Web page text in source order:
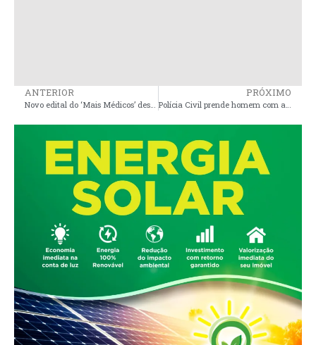
ANTERIOR
Novo edital do ‘Mais Médicos’ destina 117 profissionais para atuarem no Maranhão
PRÓXIMO
Polícia Civil prende homem com arma de fogo de uso restrita em Turiaçu